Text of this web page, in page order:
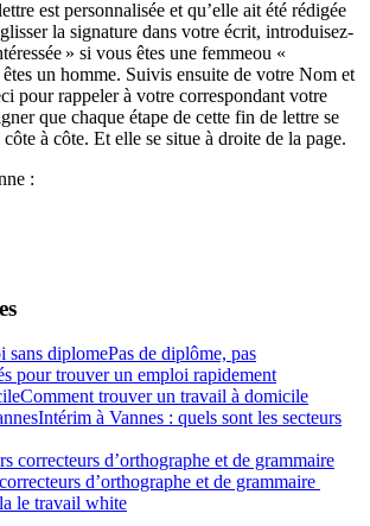
est personnalisée et qu’elle ait été rédigée
la signature dans votre écrit, introduisez-
» si vous êtes une femmeou «
êtes un homme. Suivis ensuite de votre Nom et
pour rappeler à votre correspondant votre
que chaque étape de cette fin de lettre se
à côte. Et elle se situe à droite de la page.
:
Pas de diplôme, pas
pour trouver un emploi rapidement
Comment trouver un travail à domicile
Intérim à Vannes : quels sont les secteurs
d’orthographe et de grammaire